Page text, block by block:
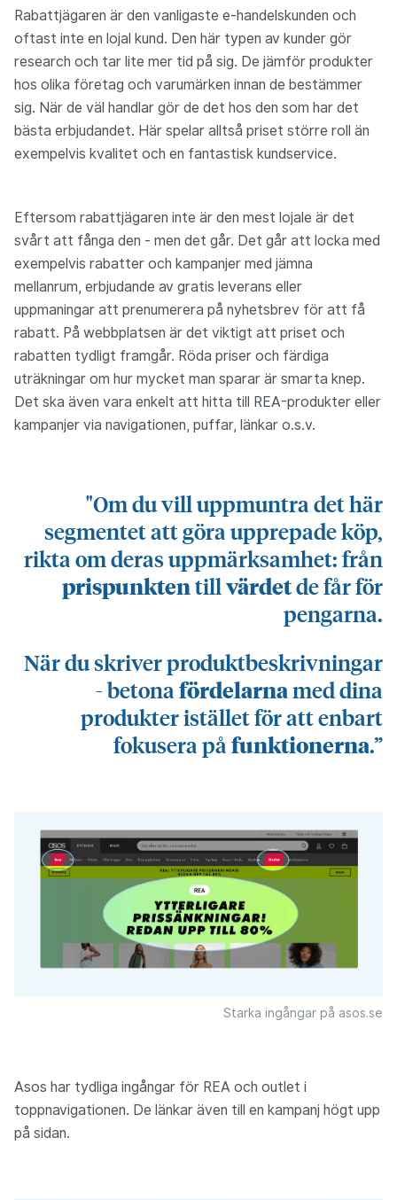
Rabattjägaren är den vanligaste e-handelskunden och
oftast inte en lojal kund. Den här typen av kunder gör
research och tar lite mer tid på sig. De jämför produkter
hos olika företag och varumärken innan de bestämmer
sig. När de väl handlar gör de det hos den som har det
bästa erbjudandet. Här spelar alltså priset större roll än
exempelvis kvalitet och en fantastisk kundservice.
Eftersom rabattjägaren inte är den mest lojale är det
svårt att fånga den - men det går. Det går att locka med
exempelvis rabatter och kampanjer med jämna
mellanrum, erbjudande av gratis leverans eller
uppmaningar att prenumerera på nyhetsbrev för att få
rabatt. På webbplatsen är det viktigt att priset och
rabatten tydligt framgår. Röda priser och färdiga
uträkningar om hur mycket man sparar är smarta knep.
Det ska även vara enkelt att hitta till REA-produkter eller
kampanjer via navigationen, puffar, länkar o.s.v.
"Om du vill uppmuntra det här
segmentet att göra upprepade köp,
rikta om deras uppmärksamhet: från
prispunktentillvärdetde får för
pengarna.
När du skriver produktbeskrivningar
- betona fördelarnamed dina
produkter istället för att enbart
fokusera på funktionerna.”
Starka ingångar på asos.se
Asos har tydliga ingångar för REA och outlet i
toppnavigationen. De länkar även till en kampanj högt upp
på sidan.